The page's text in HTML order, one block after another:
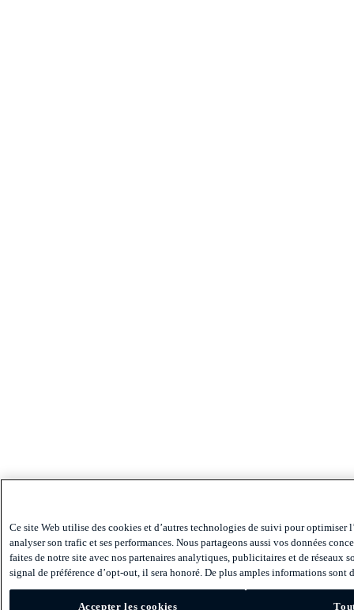
Ce site Web utilise des cookies et d’autres technologies de suivi pour optimiser
analyser son trafic et ses performances. Nous partageons aussi vos données
faites de notre site avec nos partenaires analytiques, publicitaires et de réseaux
signal de préférence d’opt-out, il sera honoré. De plus amples informations sont
Accepter les cookies